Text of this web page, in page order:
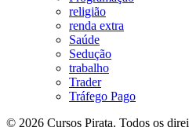
religião
renda extra
Saúde
Sedução
trabalho
Trader
Tráfego Pago
© 2026 Cursos Pirata. Todos os